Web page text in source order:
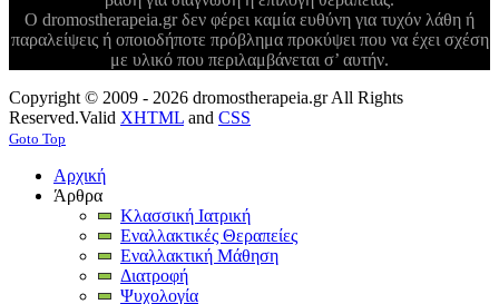
Ο dromostherapeia.gr δεν φέρει καμία ευθύνη για τυχόν λάθη ή
παραλείψεις ή οποιοδήποτε πρόβλημα προκύψει που να έχει σχέση
με υλικό που περιλαμβάνεται σ’ αυτήν.
Copyright © 2009 - 2026 dromostherapeia.gr All Rights
Reserved.Valid XHTML and CSS
Goto Top
Αρχική
Άρθρα
Κλασσική Ιατρική
Εναλλακτικές Θεραπείες
Εναλλακτική Μάθηση
Διατροφή
Ψυχολογία